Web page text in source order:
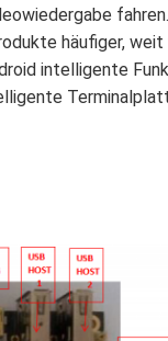
häufiger,
intelligente